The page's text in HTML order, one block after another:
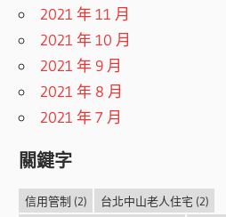
2021 年 11 月
2021 年 10 月
2021 年 9 月
2021 年 8 月
2021 年 7 月
關鍵字
信用管制 (2) 台北中山老人住宅 (2)